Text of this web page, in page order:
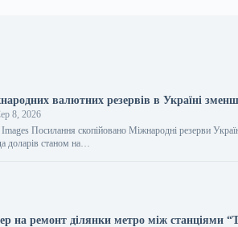
валютних резервів в Україні
8, 2026
Посилання скопійовано Міжнародні резерви
доларів станом на…
на ремонт ділянки метро між станціями